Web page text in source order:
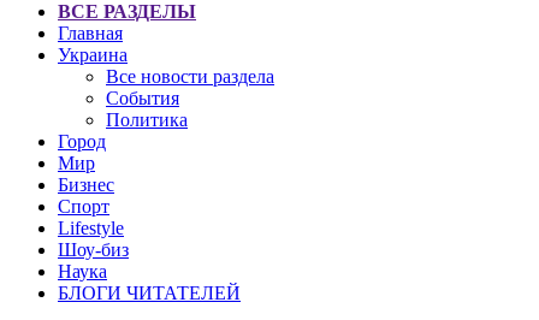
ВСЕ РАЗДЕЛЫ
Главная
Украина
Все новости раздела
События
Политика
Город
Мир
Бизнес
Спорт
Lifestyle
Шоу-биз
Наука
БЛОГИ ЧИТАТЕЛЕЙ